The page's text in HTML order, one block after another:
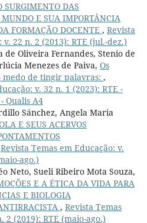
SURGIMENTO DAS
E SUA IMPORTÂNCIA
FORMAÇÃO DOCENTE , Revista
22 n. 2 (2013): RTE (jul.-dez.)
de Oliveira Fernandes, Stenio de
Menezes de Paiva, Os
medo de tingir palavras: ,
v. 32 n. 1 (2023): RTE -
Qualis A4
Sánchez, Angela Maria
E SEUS ACERVOS
Revista Temas em Educação: v.
ago.)
Neto, Sueli Ribeiro Mota Souza,
E A ÉTICA DA VIDA PARA
E BIOLOGIA
, Revista Temas
2 (2019): RTE (maio-ago.)